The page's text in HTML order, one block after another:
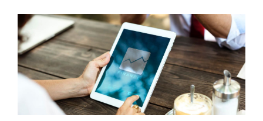
View
Larger
Image